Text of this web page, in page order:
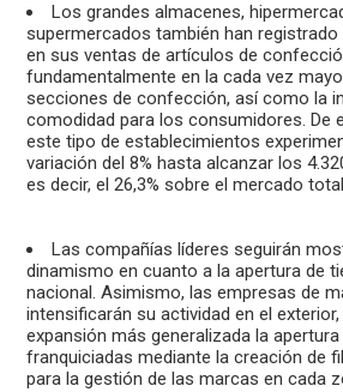
Los grandes almacenes,
supermercados también han
en sus ventas de artículos de
fundamentalmente en la cada vez
secciones de confección, así como la
comodidad para los consumidores. De
este tipo de establecimientos
variación del 8% hasta alcanzar los
es decir, el 26,3% sobre el mercado
Las compañías líderes seguirán
dinamismo en cuanto a la apertura de
nacional. Asimismo, las empresas de
intensificarán su actividad en el
expansión más generalizada la
franquiciadas mediante la creación de
para la gestión de las marcas en cada